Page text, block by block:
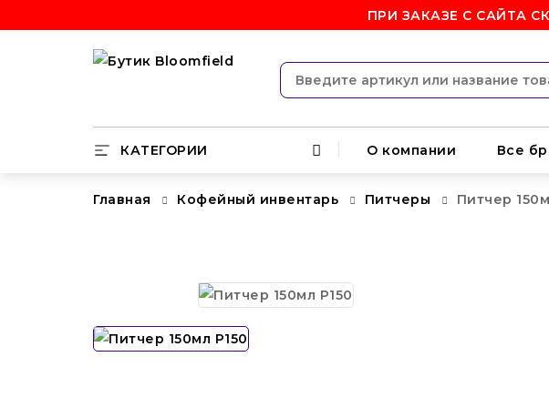
ПРИ ЗАКАЗЕ С САЙТА
КАТЕГОРИИ О компании Все
Главная Кофейный инвентарь Питчеры Питчер